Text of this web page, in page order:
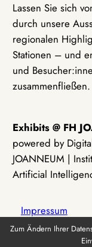
Lassen Sie sich
durch unsere
regionalen
Stationen – und
und
zusammenfließen.
Exhibits @ FH
powered by
JOANNEUM |
Artificial
Impressum
Zum Ändern Ihrer